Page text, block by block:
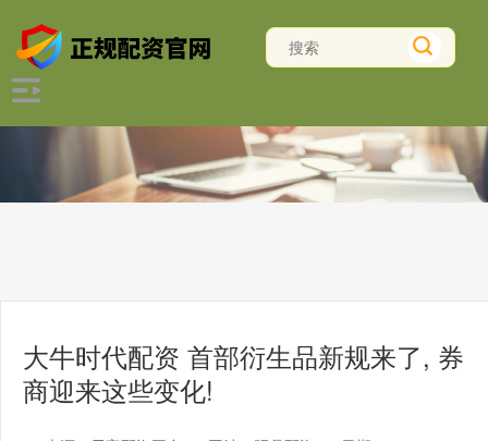
大牛时代配资 首部衍生品新规来了, 券
商迎来这些变化!